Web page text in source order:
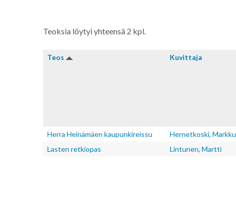
Teoksia löytyi yhteensä 2 kpl.
Teos Kuvitta­ja
Herra Heinämäen kaupunkireissu Hernetkoski, Markku
Lasten retkiopas
Lintunen, Martti